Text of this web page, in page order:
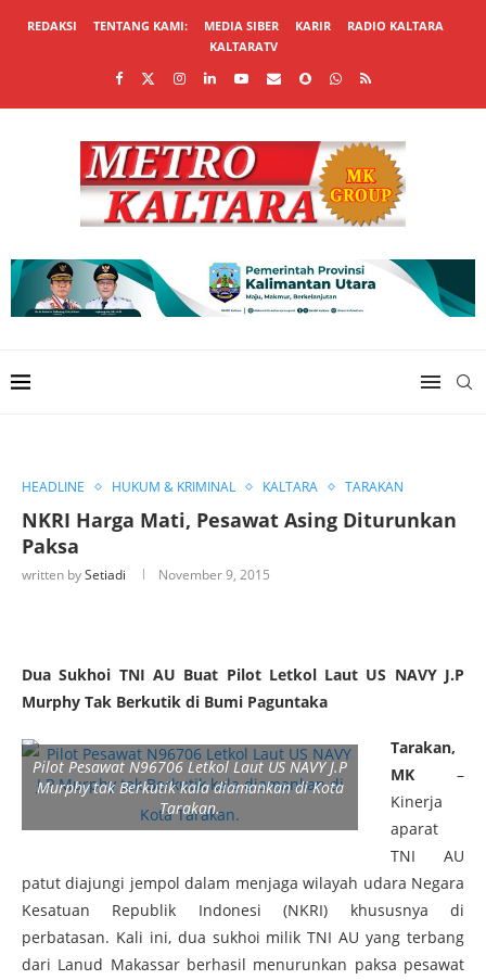
REDAKSI TENTANG KAMI: MEDIA SIBER KARIR
RADIO KALTARA
KALTARATV
HEADLINE HUKUM & KRIMINAL KALTARA TARAKAN
NKRI Harga Mati, Pesawat Asing Diturunkan
Paksa
written bySetiadi November 9, 2015
Dua Sukhoi TNI AU Buat Pilot Letkol Laut US NAVY J.P
Murphy Tak Berkutik di Bumi Paguntaka
Pilot Pesawat N96706 Letkol Laut US NAVY J.P
Murphy tak Berkutik kala diamankan di Kota
Tarakan.
Tarakan,
MK –
Kinerja
aparat
TNI AU
patut diajungi jempol dalam menjaga wilayah udara Negara
Kesatuan Republik Indonesi (NKRI) khususnya di
perbatasan. Kali ini, dua sukhoi milik TNI AU yang terbang
dari Lanud Makassar berhasil menurunkan paksa pesawat